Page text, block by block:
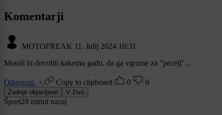
Komentarji
MOTOFREAK 11. Julij 2024 10:31
Morali bi dovoliti kakemu gadu, da ga vgrizne za "pecelj"...
Odgovori Copy to clipboard 0 0
Zadnje objavljeno V živo
Šport28 minut nazaj